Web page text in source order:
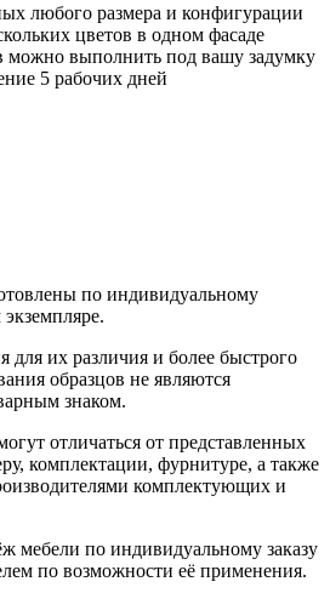
любого размера и конфигурации
цветов в одном фасаде
можно выполнить под вашу задумку
5 рабочих дней
по индивидуальному
их различия и более быстрого
образцов не являются
знаком.
отличаться от представленных
комплектации, фурнитуре, а также
комплектующих и
мебели по индивидуальному заказу
по возможности её применения.